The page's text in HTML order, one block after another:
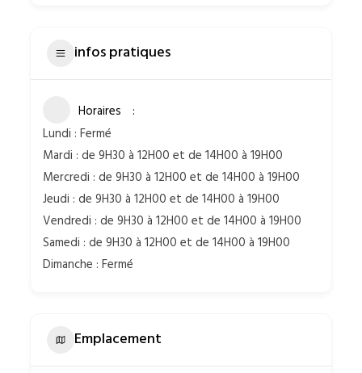
infos pratiques
Horaires
Lundi : Fermé
Mardi : de 9H30 à 12H00 et de 14H00 à 19H00
Mercredi : de 9H30 à 12H00 et de 14H00 à 19H00
Jeudi : de 9H30 à 12H00 et de 14H00 à 19H00
Vendredi : de 9H30 à 12H00 et de 14H00 à 19H00
Samedi : de 9H30 à 12H00 et de 14H00 à 19H00
Dimanche : Fermé
Emplacement